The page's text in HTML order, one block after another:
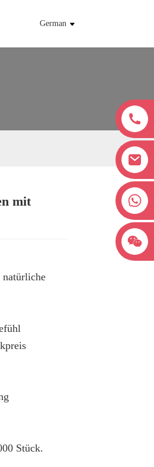
German
Loading...
Loading...
mit
natürliche
Stück.